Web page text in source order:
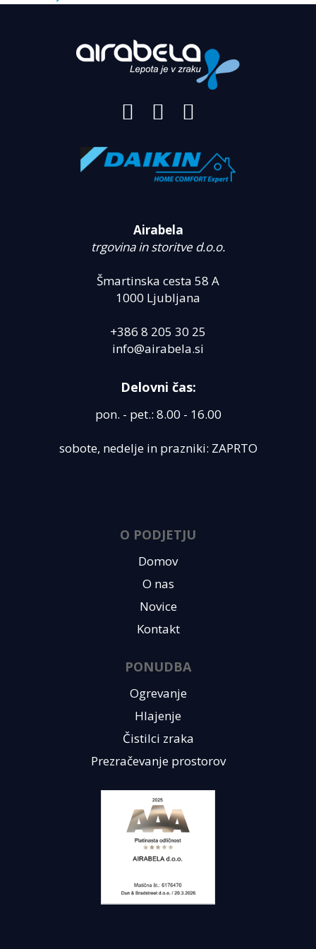
Airabela
trgovina in storitve d.o.o.
Šmartinska cesta 58 A
1000 Ljubljana
+386 8 205 30 25
info@airabela.si
Delovni čas:
pon. - pet.: 8.00 - 16.00
sobote, nedelje in prazniki: ZAPRTO
O PODJETJU
Domov
O nas
Novice
Kontakt
PONUDBA
Ogrevanje
Hlajenje
Čistilci zraka
Prezračevanje prostorov